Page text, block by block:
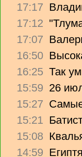
17:17
17:12
17:07
16:50
16:25 Так
15:59 26
15:27
15:21
15:08
14:59